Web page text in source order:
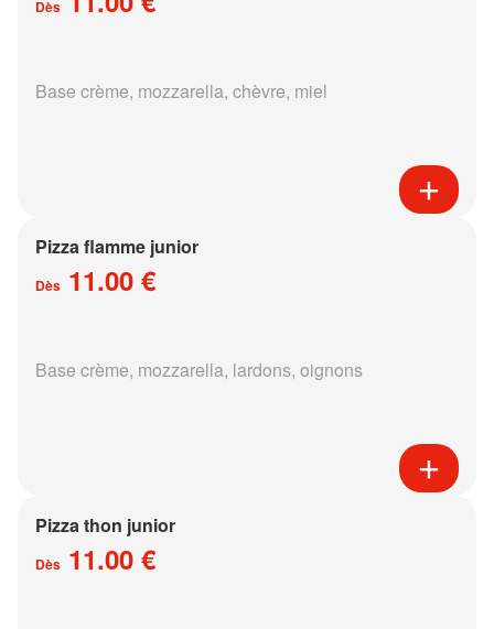
Dès
Base crème, mozzarella, chèvre, miel
Pizza flamme junior
Dès 11.00 €
Base crème, mozzarella, lardons, oignons
Pizza thon junior
Dès 11.00 €